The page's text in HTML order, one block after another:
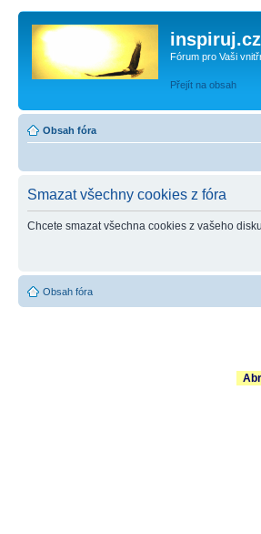
inspiruj.cz
Fórum pro Vaši
Přejít na obsah
Obsah fóra
Smazat všechny cookies z fóra
Chcete smazat všechna cookies z vašeho
Obsah fóra